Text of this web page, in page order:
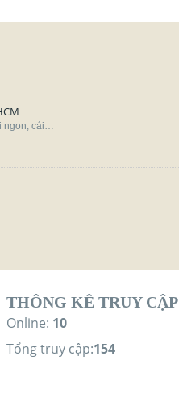
ngon, cái…
THÔNG KÊ TRUY CẬP
Online: 10
Tổng truy cập:154